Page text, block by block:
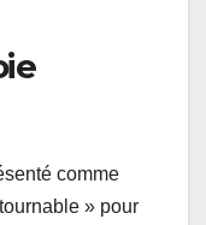
comme
» pour